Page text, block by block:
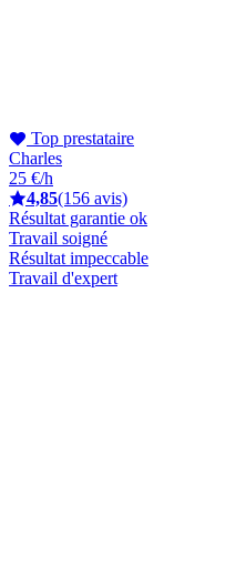
Top prestataire
Charles
25 €/h
4,85(156 avis)
Résultat garantie ok
Travail soigné
Résultat impeccable
Travail d'expert